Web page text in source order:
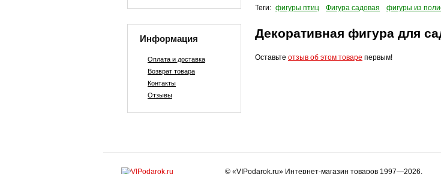
Информация
Оплата и доставка
Возврат товара
Контакты
Отзывы
Теги: фигуры птиц Фигура садовая фигуры из
Декоративная фигура для
Оставьте отзыв об этом товаре первым!
© «VIPodarok.ru» Интернет-магазин товаров 1997—2026.